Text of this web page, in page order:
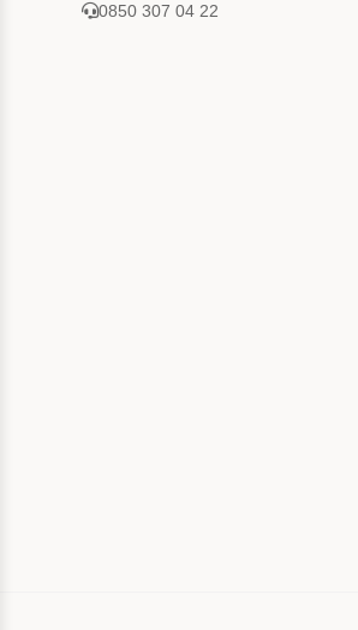
0850 307 04 22